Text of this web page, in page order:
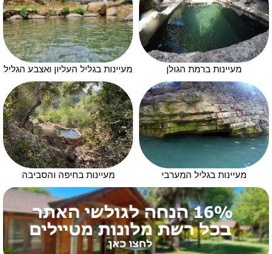
מעיינות ברמת הגולן מעיינות בגליל העליון ואצבע הגליל
מעיינות בגליל המערבי מעיינות בחיפה והסביבה